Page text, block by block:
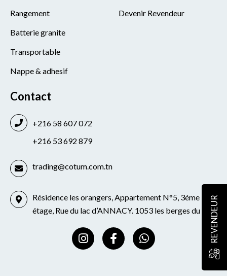
Rangement
Batterie granite
Transportable
Nappe & adhesif
Devenir Revendeur
Contact
+216 58 607 072
+216 53 692 879
trading@cotum.com.tn
Résidence les orangers, Appartement N°5, 3éme
étage, Rue du lac d’ANNACY. 1053 les berges du lac
I
n
s
F
a
c
W
h
a
REVENDEUR